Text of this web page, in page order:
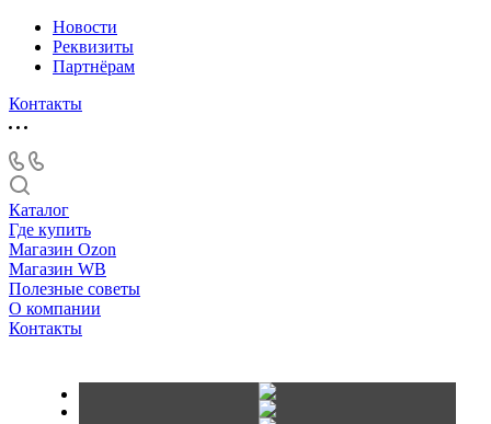
Новости
Реквизиты
Партнёрам
Контакты
Каталог
Где купить
Магазин Ozon
Магазин WB
Полезные советы
О компании
Контакты